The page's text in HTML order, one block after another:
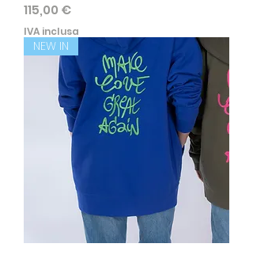
Prezzo
115,00 €
IVA inclusa
NEW IN